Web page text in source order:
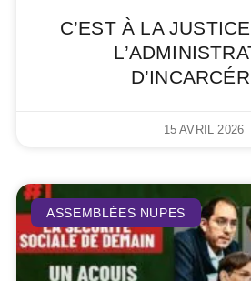
C’EST À LA
15 AVRIL 2026
ASSEMBLÉES NUPES